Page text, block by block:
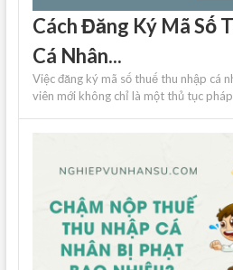
Cách Đăng Ký Mã Số
Cá Nhân...
Việc đăng ký mã số thuế thu nhập cá
viên mới không chỉ là một thủ tục